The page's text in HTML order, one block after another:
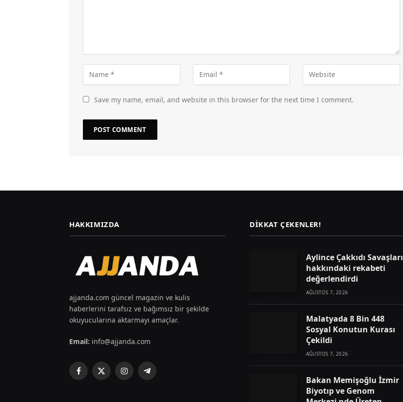
Save my name, email, and website in this browser for the next time I comment.
HAKKIMIZDA
ajjanda.com güncel magazin ve kulis
haberlerini tarafsız ve bağımsız bir şekilde
okuyucularına aktarmayı amaçlar.
Email: info@ajjanda.com
Facebook
X
InstagramTelegram
DIKKAT ÇEKENLER!
Aylince Çakkıdı Savaşları
hakkındaki rekabeti
değerlendirdi
AĞUSTOS 7, 2026
Malatyada 8 Bin 448
Sosyal Konutun Kurası
Çekildi
AĞUSTOS 7, 2026
Bakan Memişoğlu İzmir
Biyotıp ve Genom